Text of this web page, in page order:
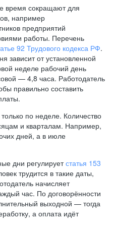
время сокращают для
например
предприятий
работы. Перечень
92 Трудового кодекса РФ.
зависит от установленной
неделе рабочий день
—4,8 часа. Работодатель
правильно составить
по неделе. Количество
и кварталам. Например,
дней, а в июле
дни регулируетстатья 153
трудится в такие даты,
начисляет
час. По договорённости
выходной — тогда
а оплата идёт